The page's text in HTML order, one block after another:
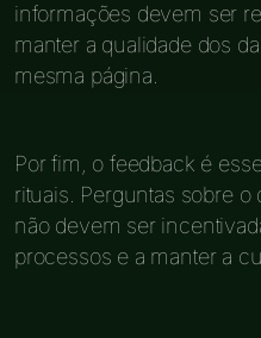
informações devem ser
manter a qualidade dos
mesma página.
Por fim, o feedback é
rituais. Perguntas sobre
não devem ser
processos e a manter a